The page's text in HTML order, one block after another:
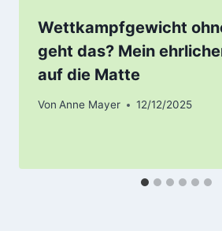
Wettkampfgewicht
geht das? Mein
auf die Matte
Von Anne Mayer 12/12/2025